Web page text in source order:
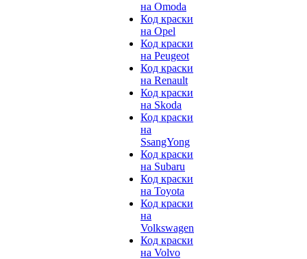
на Omoda
Код краски
на Opel
Код краски
на Peugeot
Код краски
на Renault
Код краски
на Skoda
Код краски
на
SsangYong
Код краски
на Subaru
Код краски
на Toyota
Код краски
на
Volkswagen
Код краски
на Volvo